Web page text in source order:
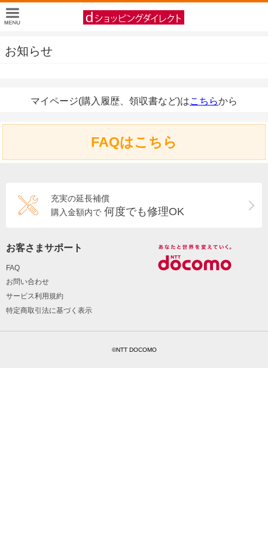
お知らせ
マイページ(購入履歴、領収書など)はこちらから
FAQはこちら
充実の延長補償
購入金額内で 何度でも修理OK
お客さまサポート
FAQ
お問い合わせ
サービス利用規約
特定商取引法に基づく表示
©NTT DOCOMO